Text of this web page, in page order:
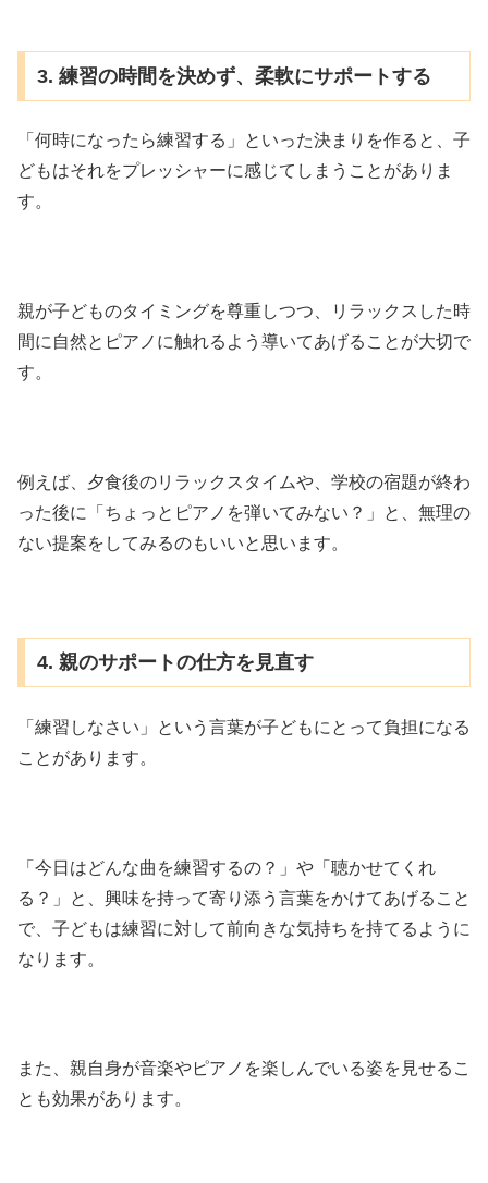
3. 練習の時間を決めず、柔軟にサポートする
「何時になったら練習する」といった決まりを作ると、子
どもはそれをプレッシャーに感じてしまうことがありま
す。
親が子どものタイミングを尊重しつつ、リラックスした時
間に自然とピアノに触れるよう導いてあげることが大切で
す。
例えば、夕食後のリラックスタイムや、学校の宿題が終わ
った後に「ちょっとピアノを弾いてみない？」と、無理の
ない提案をしてみるのもいいと思います。
4. 親のサポートの仕方を見直す
「練習しなさい」という言葉が子どもにとって負担になる
ことがあります。
「今日はどんな曲を練習するの？」や「聴かせてくれ
る？」と、興味を持って寄り添う言葉をかけてあげること
で、子どもは練習に対して前向きな気持ちを持てるように
なります。
また、親自身が音楽やピアノを楽しんでいる姿を見せるこ
とも効果があります。